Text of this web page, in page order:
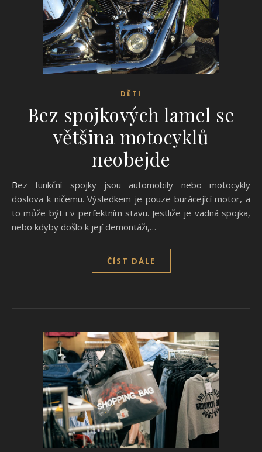
DĚTI
Bez spojkových lamel se
většina motocyklů
neobejde
Bez funkční spojky jsou automobily nebo motocykly
doslova k ničemu. Výsledkem je pouze burácející motor, a
to může být i v perfektním stavu. Jestliže je vadná spojka,
nebo kdyby došlo k její demontáži,…
ČÍST DÁLE